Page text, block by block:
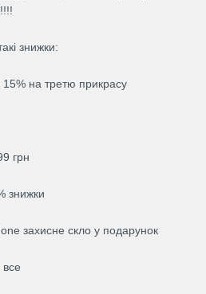
знижки:
15% на третю прикрасу
грн
знижки
захисне скло у подарунок